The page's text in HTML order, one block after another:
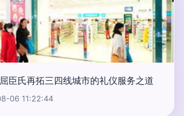
臣氏再拓三四线城市的礼仪服务之道
06 11:22:44